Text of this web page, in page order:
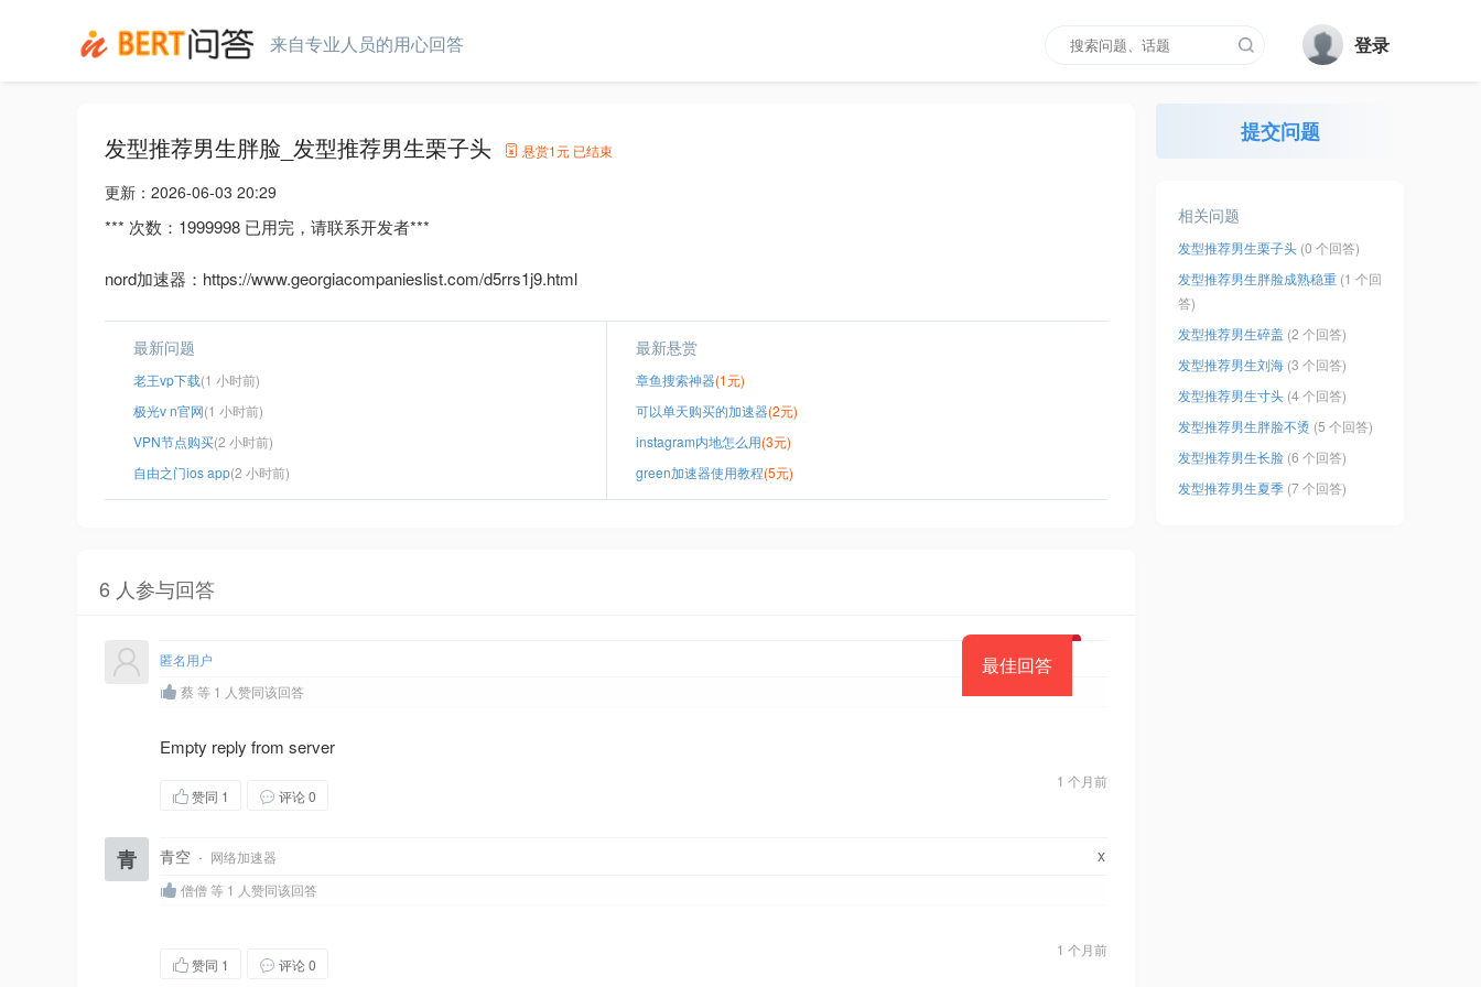
来自专业人员的用心回答 登录
发型推荐男生胖脸_发型推荐男生栗子头 悬赏1元 已结束
更新： 2026-06-03 20:29
*** 次数：1999998 已用完，请联系开发者***
nord加速器：https://www.georgiacompanieslist.com/d5rrs1j9.html
最新问题
老王vp下载(1 小时前)
极光v n官网(1 小时前)
VPN节点购买(2 小时前)
自由之门ios app(2 小时前)
最新悬赏
章鱼搜索神器(1元)
可以单天购买的加速器(2元)
instagram内地怎么用(3元)
green加速器使用教程(5元)
6 人参与回答
最佳回答
匿名用户
蔡 等 1 人赞同该回答
Empty reply from server
1 个月前
赞同 1 评论 0
青 青空 · 网络加速器 x
僧僧 等 1 人赞同该回答
1 个月前
赞同 1 评论 0
提交问题
相关问题
发型推荐男生栗子头 (0 个回答)
发型推荐男生胖脸成熟稳重 (1 个回
答)
发型推荐男生碎盖 (2 个回答)
发型推荐男生刘海 (3 个回答)
发型推荐男生寸头 (4 个回答)
发型推荐男生胖脸不烫 (5 个回答)
发型推荐男生长脸 (6 个回答)
发型推荐男生夏季 (7 个回答)